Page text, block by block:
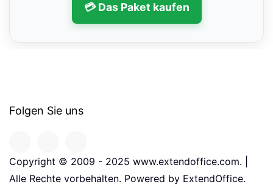
💳 Das Paket kaufen
Folgen Sie uns
Copyright © 2009 - 2025 www.extendoffice.com. |
Alle Rechte vorbehalten. Powered by ExtendOffice.